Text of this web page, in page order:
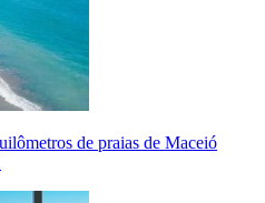
de praias de Maceió